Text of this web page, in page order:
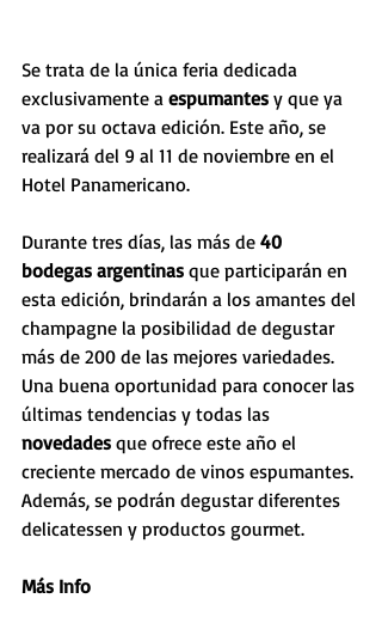
Se trata de la única feria dedicada
exclusivamente a espumantes y que ya
va por su octava edición. Este año, se
realizará del 9 al 11 de noviembre en el
Hotel Panamericano.
Durante tres días, las más de 40
bodegas argentinas que participarán en
esta edición, brindarán a los amantes del
champagne la posibilidad de degustar
más de 200 de las mejores variedades.
Una buena oportunidad para conocer las
últimas tendencias y todas las
novedades que ofrece este año el
creciente mercado de vinos espumantes.
Además, se podrán degustar diferentes
delicatessen y productos gourmet.
Más Info